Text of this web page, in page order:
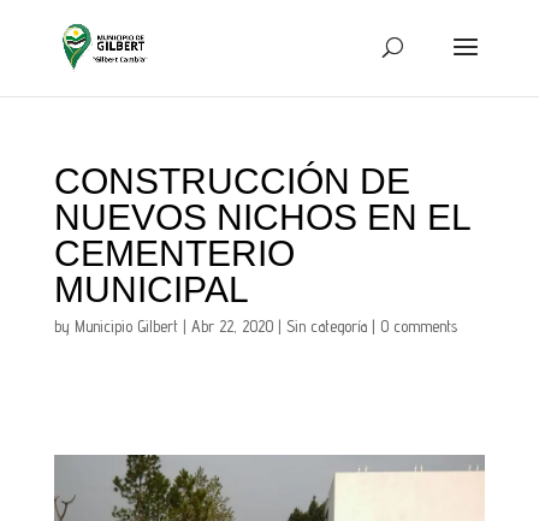
CONSTRUCCIÓN DE
NUEVOS NICHOS EN EL
CEMENTERIO
MUNICIPAL
by Municipio Gilbert| Abr 22, 2020| Sin categoría| 0 comments